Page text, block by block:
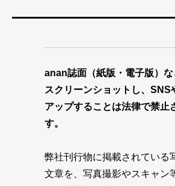
anan誌面（紙版・電子版）な
スクリーンショットし、SNS
アップすることは法律で禁止
す。
弊社刊行物に掲載されている
文章を、写真撮影やスキャン